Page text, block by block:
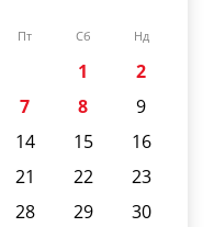
Пт Сб Нд
1
2
7 8
9
14 15
16
21 22
23
28 29
30